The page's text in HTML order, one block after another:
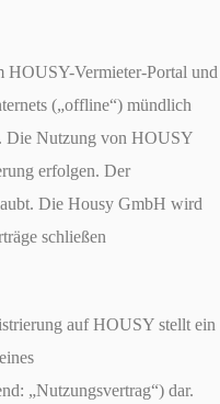
Vermieter-Portal und
(„offline“) mündlich
Die Nutzung von HOUSY
erfolgen. Der
Die Housy GmbH wird
schließen
auf HOUSY stellt ein
„Nutzungsvertrag“) dar.